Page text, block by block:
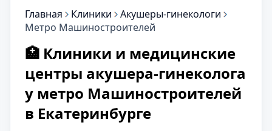
Главная Клиники
Акушеры-гинекологи
Метро Машиностроителей
🏥 Клиники и медицинские
центры акушера-гинеколога
у метро Машиностроителей
в Екатеринбурге